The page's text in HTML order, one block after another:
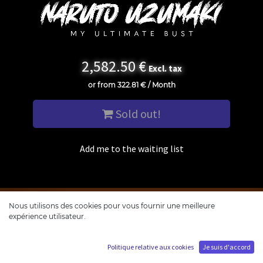
2,582.50€ Excl. tax
or from 322.81€ / Month
Sold out!
Add me to the waiting list
Nous utilisons des cookies pour vous fournir une meilleure
expérience utilisateur.
Politique relative aux cookies Je suis d'accord